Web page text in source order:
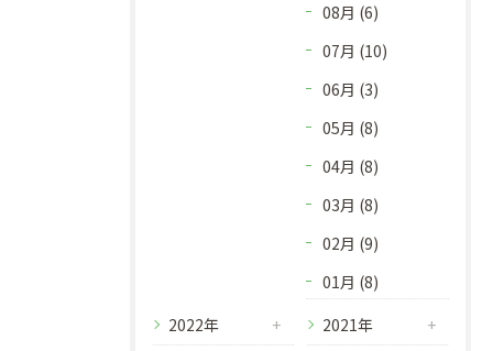
08月 (6)
07月 (10)
06月 (3)
05月 (8)
04月 (8)
03月 (8)
02月 (9)
01月 (8)
2022年
2021年